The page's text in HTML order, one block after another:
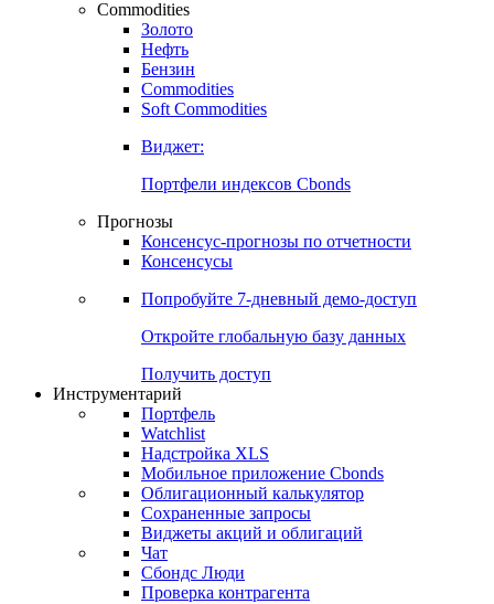
Commodities
Золото
Нефть
Бензин
Commodities
Soft Commodities
Виджет:
Портфели индексов Cbonds
Прогнозы
Консенсус-прогнозы по отчетности
Консенсусы
Попробуйте 7-дневный демо-доступ
Откройте глобальную базу данных
Получить доступ
Инструментарий
Портфель
Watchlist
Надстройка XLS
Мобильное приложение Cbonds
Облигационный калькулятор
Сохраненные запросы
Виджеты акций и облигаций
Чат
Сбондс Люди
Проверка контрагента